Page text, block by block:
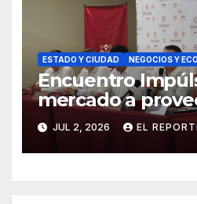
ESTADO Y CIUDAD NEGOCIOS Y
Encuentro
mercado a
locales en
Yucatán
JUL 2, 2026 EL